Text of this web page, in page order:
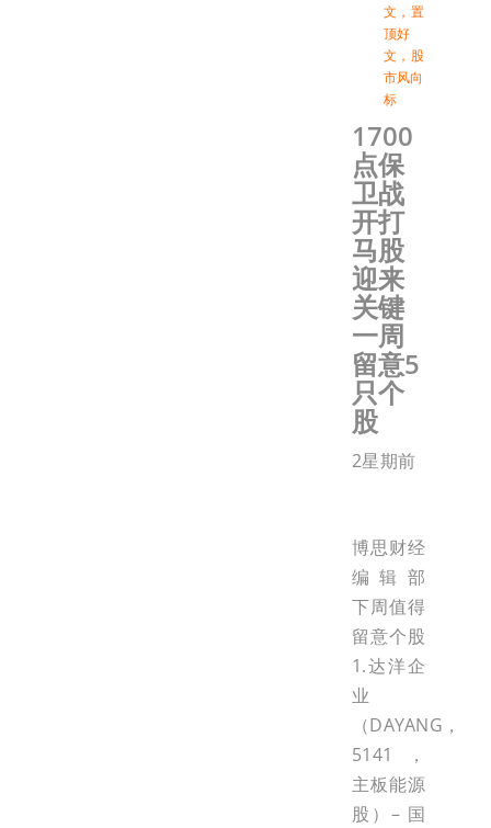
文 ， 置
顶好
文 ， 股
市风向
标
1700
点保
卫战
开打
马股
迎来
关键
一周
留意5
只个
股
2星期前
博思财经
编辑部
下周值得
留意个股
1.达洋企
业
（DAYANG，
5141，
主板能源
股）– 国